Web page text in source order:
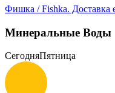
Фишка / Fishka. Доставка
Минеральные Воды
СегодняПятница